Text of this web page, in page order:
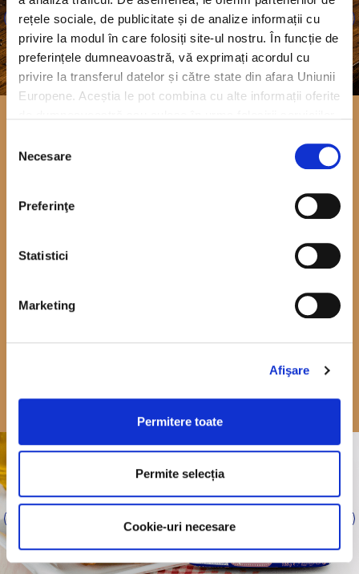
rețele sociale, de publicitate și de analize informații cu
privire la modul în care folosiți site-ul nostru. În funcție de
preferințele dumneavoastră, vă exprimați acordul cu
privire la transferul datelor și către state din afara Uniunii
Europene. Aceștia le pot combina cu alte informații oferite
Politica de confidențialitate
consimțământului
Necesare
Preferinţe
Statistici
Marketing
Afişare
Permitere toate
Permite selecția
Cookie-uri necesare
cu Bloc de brânză
dragi, ai două opțiuni pentru
Detalii despre produs
Vezi toate produsele
‹